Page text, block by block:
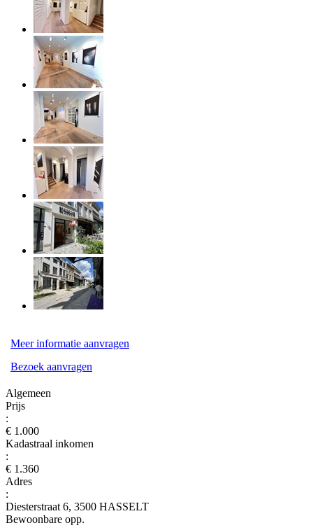
Meer informatie aanvragen
Bezoek aanvragen
Algemeen
Prijs
:
€ 1.000
Kadastraal inkomen
:
€ 1.360
Adres
:
Diesterstraat 6, 3500 HASSELT
Bewoonbare opp.